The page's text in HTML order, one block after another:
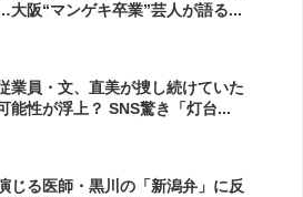
大阪“マンゲキ卒業”芸人が語る...
業員・文、直美が捜し続けていた
能性が浮上？ SNS驚き「灯台...
じる医師・黒川の「新潟弁」に反